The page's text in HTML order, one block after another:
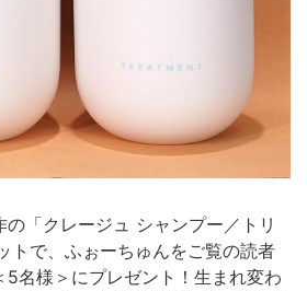
「クレージュ シャンプー／トリ
トで、ふぉーちゅんをご覧の読者
5名様＞にプレゼント！生まれ変わ